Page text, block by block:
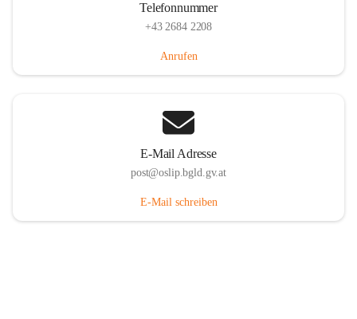
Telefonnummer
+43 2684 2208
Anrufen
E-Mail Adresse
post@oslip.bgld.gv.at
E-Mail schreiben